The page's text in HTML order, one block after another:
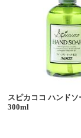
スピカココ ハンド
300ml